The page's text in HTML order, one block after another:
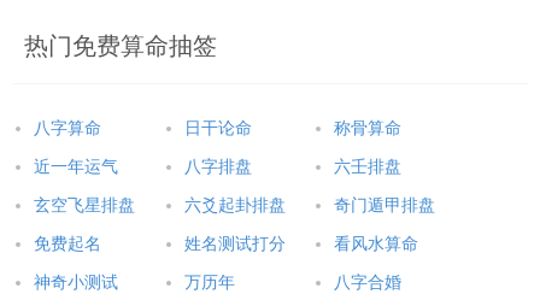
呼延星渊 呼延逸顺 呼延鸿晖 呼延韬亮 呼延黎昕 呼延奕楷 呼延
呼延梓明 呼延君昊 呼延锦豪 呼延俊楚 呼延鹏运 呼延文哲 呼延
弘济 呼延维鹏 呼延博羽 呼延良骥
热门免费算命抽签
八字算命 日干论命 称骨算命
近一年运气 八字排盘 六壬排盘
玄空飞星排盘 六爻起卦排盘 奇门遁甲排盘
免费起名 姓名测试打分 看风水算命
神奇小测试 万历年 八字合婚